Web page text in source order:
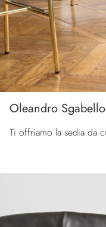
Oleandro Sgabello